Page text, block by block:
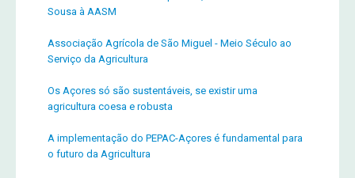
Sousa à AASM
Associação Agrícola de São Miguel - Meio Século ao
Serviço da Agricultura
Os Açores só são sustentáveis, se existir uma
agricultura coesa e robusta
A implementação do PEPAC-Açores é fundamental para
o futuro da Agricultura